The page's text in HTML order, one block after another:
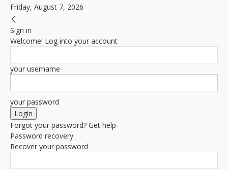
Friday, August 7, 2026
Sign in
Welcome! Log into your account
your username
your password
Forgot your password? Get help
Password recovery
Recover your password